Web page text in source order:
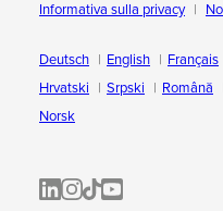
Informativa sulla privacy
Deutsch English Français
Hrvatski
Srpski Română
Norsk
ALL-INKL.COM | LinkedIn
ALL-INKL.COM •
ALL-INKL.COM | TikTok
ALLINKL.COM -